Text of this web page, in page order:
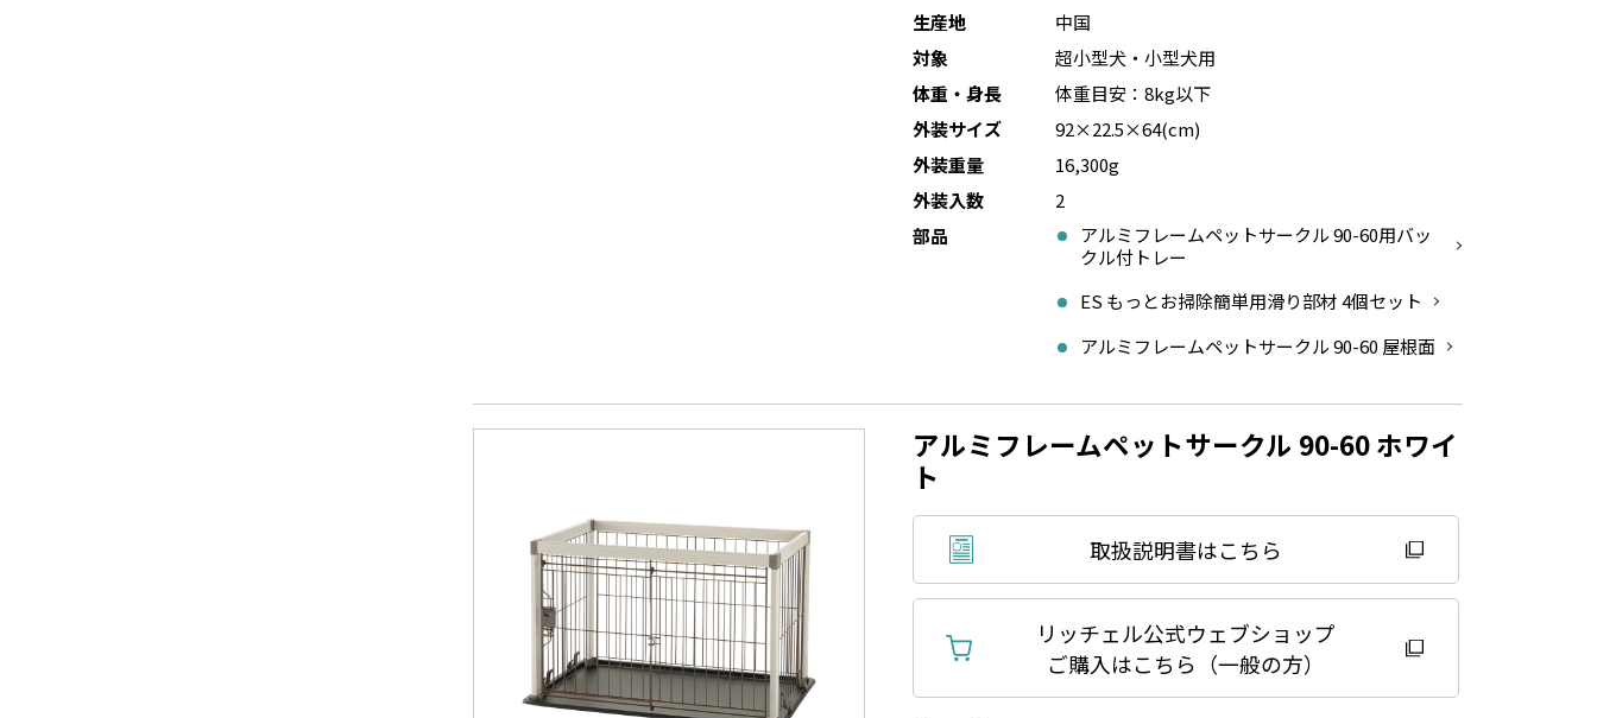
生産地
中国
対象
超小型犬・小型犬用
体重・身長
体重目安：8kg以下
外装サイズ
92×22.5×64(cm)
外装重量
16,300g
外装入数
2
部品
アルミフレームペットサークル 90-60用バッ
クル付トレー
ES もっとお掃除簡単用滑り部材 4個セット
アルミフレームペットサークル 90-60 屋根面
アルミフレームペットサークル 90-60 ホワイ
ト
取扱説明書はこちら
リッチェル公式ウェブショップ
ご購入はこちら（一般の方）